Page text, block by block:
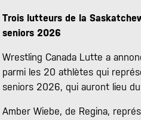
Trois lutteurs de la
seniors 2026
Wrestling Canada Lutte a
parmi les 20 athlètes qui
seniors 2026, qui auront lieu
Amber Wiebe, de Regina,